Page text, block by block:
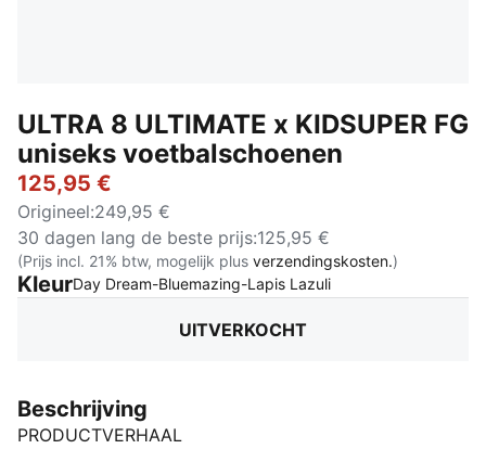
ULTRA 8 ULTIMATE x KIDSUPER FG
uniseks voetbalschoenen
125,95 €
Origineel:249,95 €
30 dagen lang de beste prijs:125,95 €
(Prijs incl. 21% btw, mogelijk plus verzendingskosten.)
KleurDay Dream-Bluemazing-Lapis Lazuli:
UITVERKOCHT
Beschrijving
PRODUCTVERHAAL